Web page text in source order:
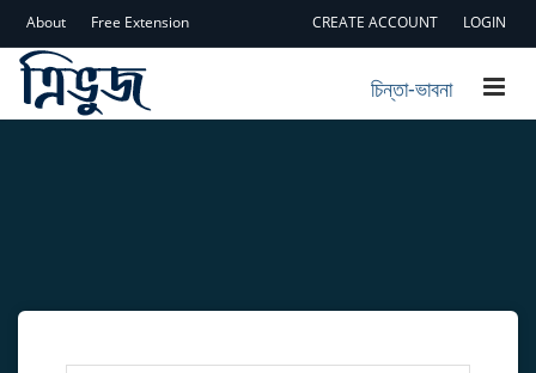
CREATE ACCOUNT LOGIN
About Free Extension
চিন্তা-ভাবনা